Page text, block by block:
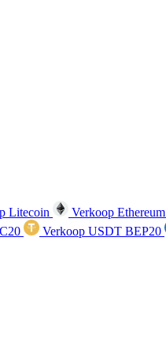
Litecoin Verkoop Ethereum
Verkoop USDT BEP20